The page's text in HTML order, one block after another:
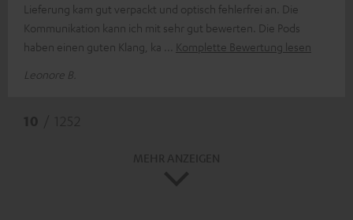
Lieferung kam gut verpackt und optisch fehlerfrei an. Die
Kommunikation kann ich mit sehr gut bewerten. Die Pods
haben einen guten Klang, ka
Komplette Bewertung lesen
Leonore B.